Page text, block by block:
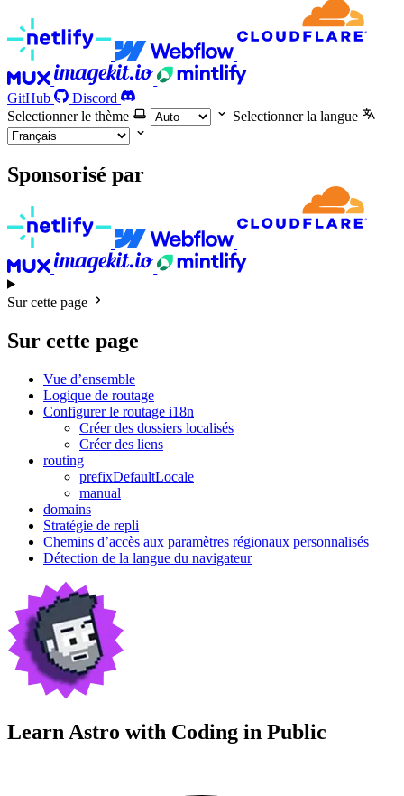
GitHub
Discord
Selectionner le thème
Selectionner la langue
Sponsorisé par
Sur cette page
Sur cette page
Vue d’ensemble
Logique de routage
Configurer le routage i18n
Créer des dossiers localisés
Créer des liens
routing
prefixDefaultLocale
manual
domains
Stratégie de repli
Chemins d’accès aux paramètres régionaux personnalisés
Détection de la langue du navigateur
Learn Astro with Coding in Public